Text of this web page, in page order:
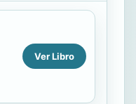
Ver Libro